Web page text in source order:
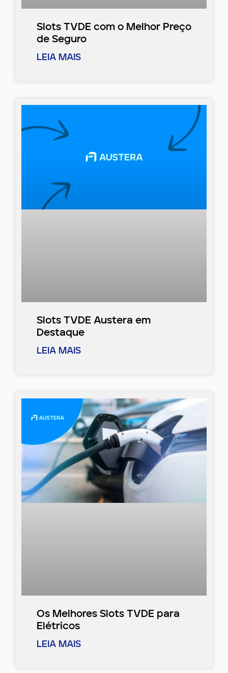
Slots TVDE com o Melhor Preço
de Seguro
LEIA MAIS
Slots TVDE Austera em
Destaque
LEIA MAIS
Os Melhores Slots TVDE para
Elétricos
LEIA MAIS